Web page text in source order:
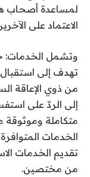
لمساعدة أصحاب
الاعتماد على
وتشمل الخدمات:
تهدف إلى
من ذوي الإعاقة
إلى الردّ على
متكاملة وموثوقة
الخدمات
تقديم الخدمات
من مختصين.